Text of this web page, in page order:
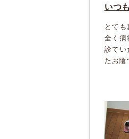
いつ
とて
全く病
診てい
たお陰